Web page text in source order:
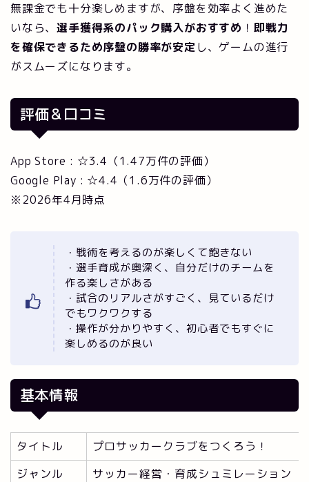
無課金でも十分楽しめますが、序盤を効率よく進めた
いなら、選手獲得系のパック購入がおすすめ ！ 即戦力
を確保できるため序盤の勝率が安定し、ゲームの進行
がスムーズになります。
評価＆口コミ
App Store : ☆3.4（1.47万件の評価）
Google Play : ☆4.4（1.6万件の評価）
※2026年4月時点
・戦術を考えるのが楽しくて飽きない
・選手育成が奥深く、自分だけのチームを
作る楽しさがある
・試合のリアルさがすごく、見ているだけ
でもワクワクする
・操作が分かりやすく、初心者でもすぐに
楽しめるのが良い
基本情報
タイトル
プロサッカークラブをつくろう！
ジャンル
サッカー経営・育成シュミレーション